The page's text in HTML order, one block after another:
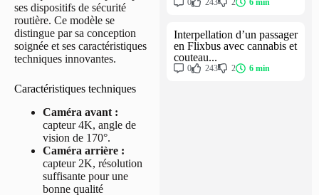
ses dispositifs de sécurité
routière. Ce modèle se
distingue par sa conception
soignée et ses caractéristiques
techniques innovantes.
Caractéristiques techniques
Caméra avant :
capteur 4K, angle de
vision de 170°.
Caméra arrière :
capteur 2K, résolution
suffisante pour une
bonne qualité
Interpellation d’un passager
en Flixbus avec cannabis et
couteau...
0 243 2 6 min